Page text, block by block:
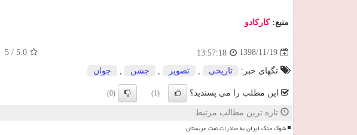
منبع:كاركادو
1398/11/19
13:57:18
5.0
/
5
تگهای خبر: تاریخی تصویر جشن جوان
این مطلب را می پسندید؟ (1)
(0)
تازه ترین مطالب مرتبط
شوک جنگ ایران به صادرات نفت عربستان